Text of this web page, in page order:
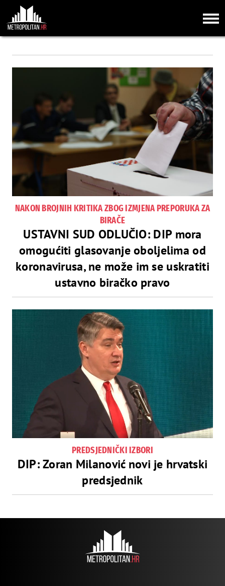
NAKON BROJNIH KRITIKA ZBOG IZMJENA PREPORUKA ZA
BIRAČE
USTAVNI SUD ODLUČIO: DIP mora
omogućiti glasovanje oboljelima od
koronavirusa, ne može im se uskratiti
ustavno biračko pravo
PREDSJEDNIČKI IZBORI
DIP: Zoran Milanović novi je hrvatski
predsjednik